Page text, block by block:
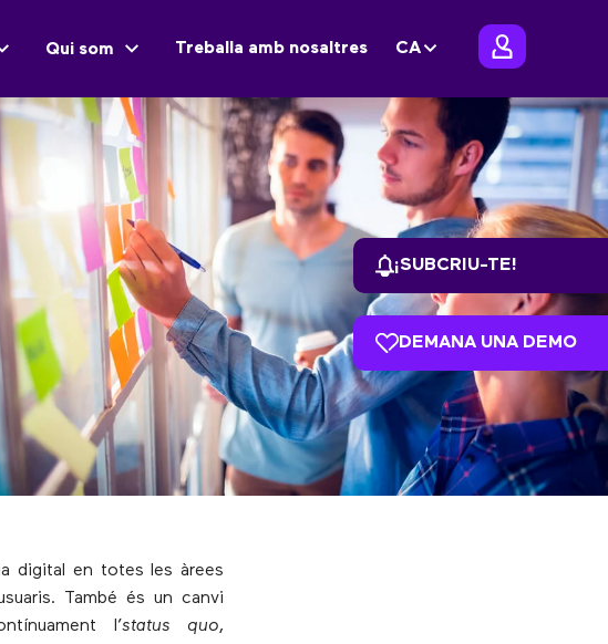
Qui som Treballa amb nosaltres CA
digital en totes les àrees
També és un canvi
l’status quo,
¡SUBCRIU-TE!
DEMANA UNA DEMO